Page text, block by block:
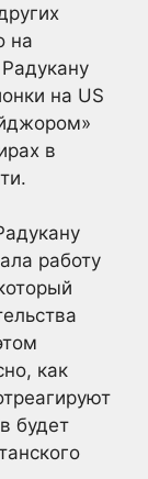
на
на US
в
работу
как
будет